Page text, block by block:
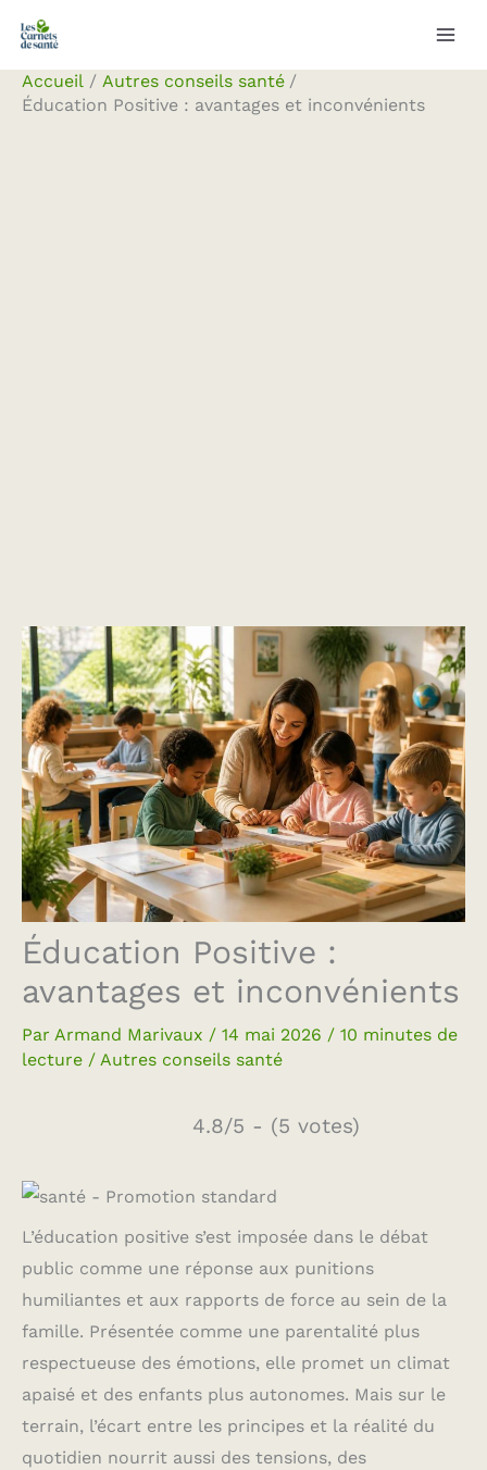
Aller
contenu
Accueil
Autres conseils santé
Éducation Positive : avantages et inconvénients
Éducation Positive :
avantages et inconvénients
Par Armand Marivaux / 14 mai 2026 / 10 minutes de
lecture / Autres conseils santé
4.8/5 - (5 votes)
L’éducation positive s’est imposée dans le débat
public comme une réponse aux punitions
humiliantes et aux rapports de force au sein de la
famille. Présentée comme une parentalité plus
respectueuse des émotions, elle promet un climat
apaisé et des enfants plus autonomes. Mais sur le
terrain, l’écart entre les principes et la réalité du
quotidien nourrit aussi des tensions, des
Rechercher